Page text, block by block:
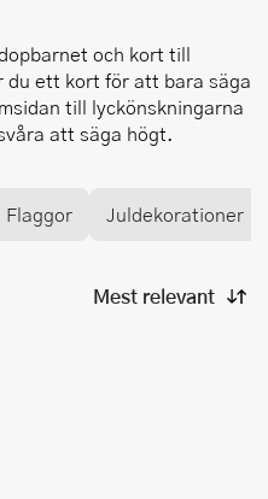
och kort till
du ett kort för att bara säga
till lyckönskningarna
att säga högt.
Flaggor Juldekorationer